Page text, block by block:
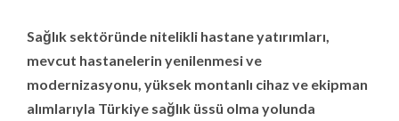
Sağlık sektöründe nitelikli hastane yatırımları,
mevcut hastanelerin yenilenmesi ve
modernizasyonu, yüksek montanlı cihaz ve ekipman
alımlarıyla Türkiye sağlık üssü olma yolunda